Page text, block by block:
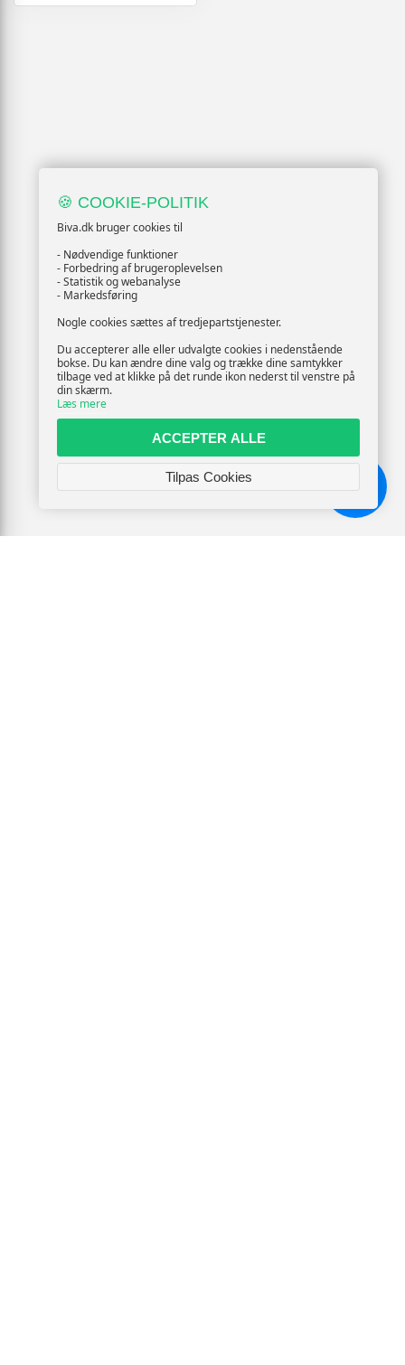
🍪 COOKIE-POLITIK
Biva.dk bruger cookies til
- Nødvendige funktioner
- Forbedring af brugeroplevelsen
- Statistik og webanalyse
- Markedsføring
Nogle cookies sættes af tredjepartstjenester.
Du accepterer alle eller udvalgte cookies i nedenstående
bokse. Du kan ændre dine valg og trække dine samtykker
tilbage ved at klikke på det runde ikon nederst til venstre på
din skærm.
Læs mere
ACCEPTER ALLE
Tilpas Cookies